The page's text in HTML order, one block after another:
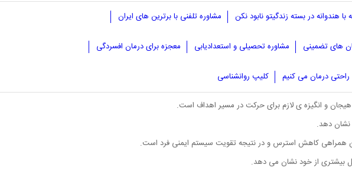
هندوانه در بسته زندگیتو نابود نکن مشاوره تلفنی با برترین های ایران
های تضمینی مشاوره تحصیلی و استعدادیابی معجزه برای درمان افسردگی
درمان می کنیم کلیپ روانشناسی
و انگیزه ی لازم برای حرکت در مسیر اهداف است.
نشان دهد.
همراهی کاهش استرس و در نتیجه تقویت سیستم ایمنی فرد است.
بیشتری از خود نشان می دهد.